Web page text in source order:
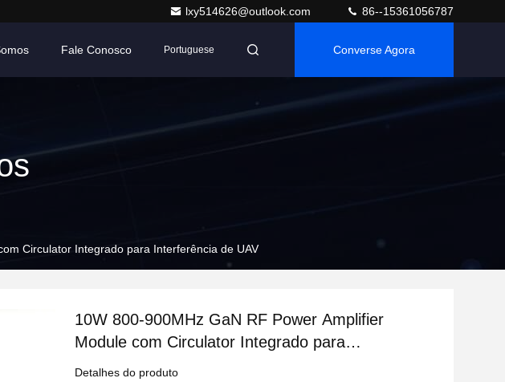
lxy514626@outlook.com 86--15361056787
Fale Conosco Portuguese Converse Agora
Circulator Integrado para Interferência de UAV
10W 800-900MHz GaN RF Power Amplifier
Module com Circulator Integrado para
Interferência de UAV
Detalhes do produto